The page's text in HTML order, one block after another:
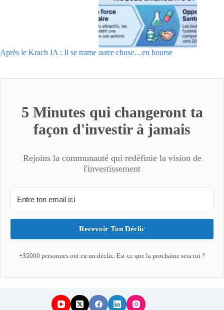
Après le Krach IA : Il se trame autre chose…en bourse
5 Minutes qui changeront ta
façon d'investir à jamais
Rejoins la communauté qui redéfinie la vision de
l'investissement
Recevoir Ton Déclic
+35000 personnes ont eu un déclic. Est-ce que la prochaine sera toi ?